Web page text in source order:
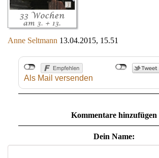
Anne Seltmann 13.04.2015, 15.51
Als Mail versenden
Kommentare hinzufügen
Dein Name: